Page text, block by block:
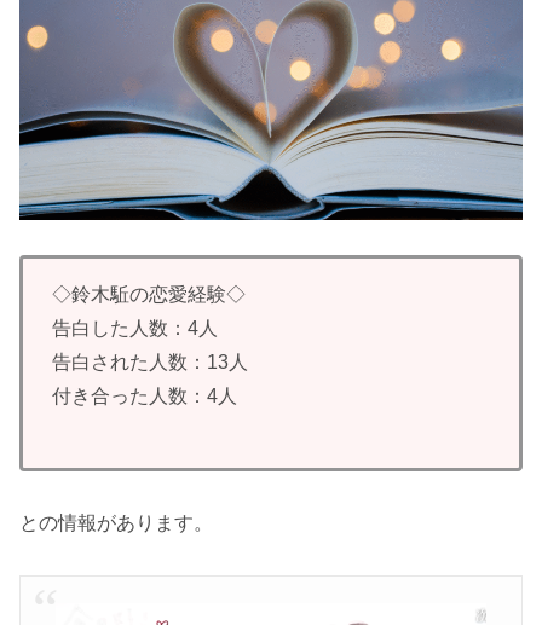
◇鈴木駈の恋愛経験◇
告白した人数：4人
告白された人数：13人
付き合った人数：4人
との情報があります。